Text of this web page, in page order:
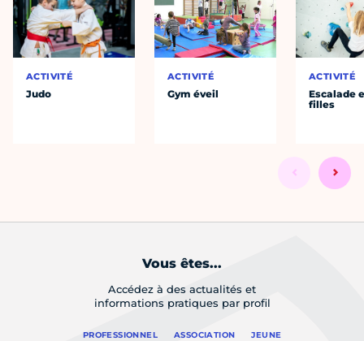
ACTIVITÉ
Judo
ACTIVITÉ
Gym éveil
ACTIVITÉ
Escalade
filles
Vous êtes...
Accédez à des actualités et
informations pratiques par profil
PROFESSIONNEL ASSOCIATION JEUNE